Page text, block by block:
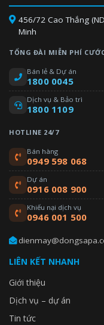
456/72 Cao Thắng
Minh
TỔNG ĐÀI MIỄN PHÍ
Bán lẻ & Dự án
1800 0045
Dịch vụ & Bảo trì
1800 1109
HOTLINE 24/7
Bán hàng
0949 598 068
Dự án
0916 008 900
Khiếu nại dịch vụ
0946 001 500
LIÊN KẾT NHANH
Giới thiệu
Dịch vụ – dự án
Tin tức